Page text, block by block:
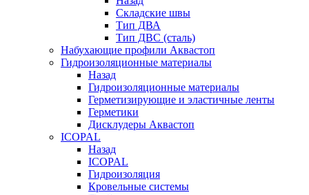
Складские швы
Тип ДВА
Тип ДВС (сталь)
Набухающие профили Аквастоп
Гидроизоляционные материалы
Назад
Гидроизоляционные материалы
Герметизирующие и эластичные ленты
Герметики
Дисклудеры Аквастоп
ICOPAL
Назад
ICOPAL
Гидроизоляция
Кровельные системы